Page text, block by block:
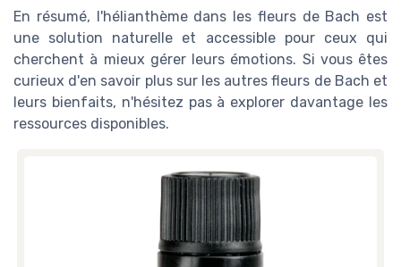
En résumé, l'hélianthème dans les fleurs de Bach est
une solution naturelle et accessible pour ceux qui
cherchent à mieux gérer leurs émotions. Si vous êtes
curieux d'en savoir plus sur les autres fleurs de Bach et
leurs bienfaits, n'hésitez pas à explorer davantage les
ressources disponibles.